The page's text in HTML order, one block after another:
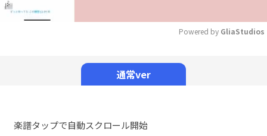
Powered by GliaStudios
通常ver
楽譜タップで自動スクロール開始